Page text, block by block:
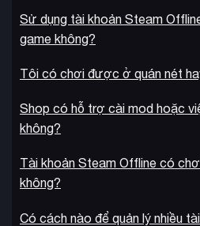
Sử dụng tài khoản Steam
game không?
Tôi có chơi được ở quán nét
Shop có hỗ trợ cài mod hoặc
không?
Tài khoản Steam Offline có
không?
Có cách nào để quản lý nhiều